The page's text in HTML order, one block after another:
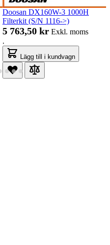
Doosan DX160W-3 1000H
Filterkit (S/N 1116->)
5 763,50 kr Exkl. moms
.
Lägg till i kundvagn